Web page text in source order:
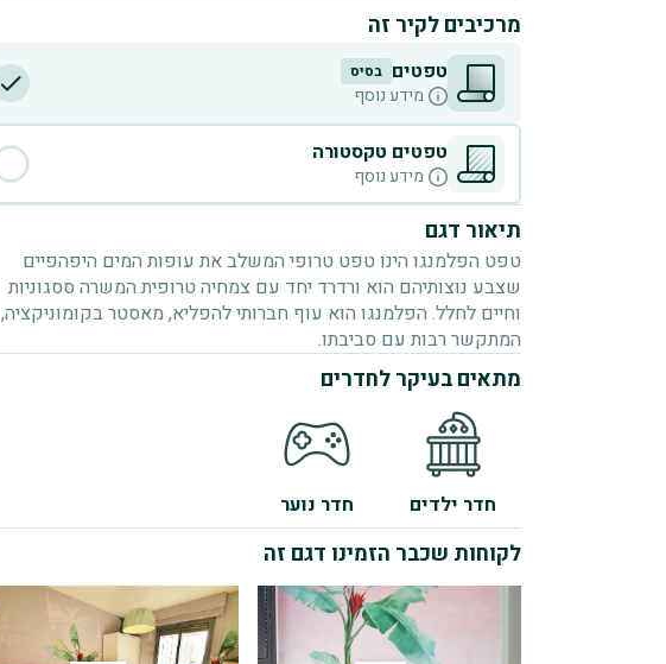
מרכיבים לקיר זה
טפטים בסיס
מידע נוסף D
טפטים טקסטורה
מידע נוסף
תיאור דגם
טפט הפלמנגו הינו טפט טרופי המשלב את עופות המים היפהפיים
שצבע נוצותיהם הוא ורדרד יחד עם צמחיה טרופית המשרה ססגוניות
וחיים לחלל. הפלמנגו הוא עוף חברותי להפליא, מאסטר בקומוניקציה,
המתקשר רבות עם סביבתו.
מתאים בעיקר לחדרים
חדר ילדים חדר נוער
לקוחות שכבר הזמינו דגם זה